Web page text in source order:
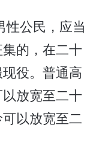
性公民，应当
的，在二十
役。普通高
放宽至二十
以放宽至二